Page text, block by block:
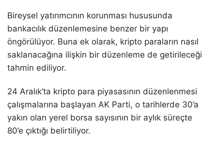
Bireysel yatırımcının korunması hususunda
bankacılık düzenlemesine benzer bir yapı
öngörülüyor. Buna ek olarak, kripto paraların nasıl
saklanacağına ilişkin bir düzenleme de getirileceği
tahmin ediliyor.
24 Aralık’ta kripto para piyasasının düzenlenmesi
çalışmalarına başlayan AK Parti, o tarihlerde 30’a
yakın olan yerel borsa sayısının bir aylık süreçte
80’e çıktığı belirtiliyor.